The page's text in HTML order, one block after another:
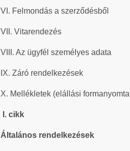
VI. Felmondás a szerződésből
VII. Vitarendezés
VIII. Az ügyfél személyes adata
IX. Záró rendelkezések
X. Mellékletek (elállási
I. cikk
Általános rendelkezések